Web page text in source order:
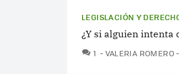
LEGISLACIÓN Y
¿Y si alguien intenta
1 COMENTARIOS
VALERIA ROMERO